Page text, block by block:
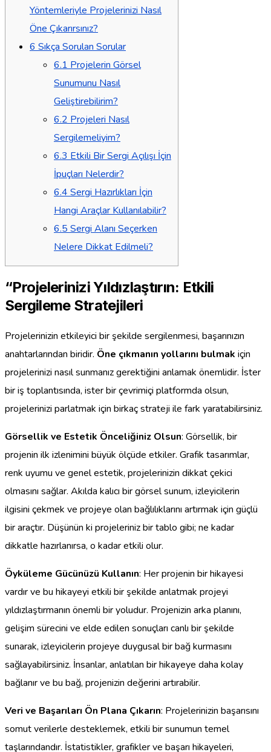
Yöntemleriyle Projelerinizi Nasıl
Öne Çıkarırsınız?
6 Sıkça Sorulan Sorular
6.1 Projelerin Görsel
Sunumunu Nasıl
Geliştirebilirim?
6.2 Projeleri Nasıl
Sergilemeliyim?
6.3 Etkili Bir Sergi Açılışı İçin
İpuçları Nelerdir?
6.4 Sergi Hazırlıkları İçin
Hangi Araçlar Kullanılabilir?
6.5 Sergi Alanı Seçerken
Nelere Dikkat Edilmeli?
“Projelerinizi Yıldızlaştırın: Etkili
Sergileme Stratejileri
Projelerinizin etkileyici bir şekilde sergilenmesi, başarınızın
anahtarlarından biridir. Öne çıkmanın yollarını bulmak için
projelerinizi nasıl sunmanız gerektiğini anlamak önemlidir. İster
bir iş toplantısında, ister bir çevrimiçi platformda olsun,
projelerinizi parlatmak için birkaç strateji ile fark yaratabilirsiniz.
Görsellik ve Estetik Önceliğiniz Olsun: Görsellik, bir
projenin ilk izlenimini büyük ölçüde etkiler. Grafik tasarımlar,
renk uyumu ve genel estetik, projelerinizin dikkat çekici
olmasını sağlar. Akılda kalıcı bir görsel sunum, izleyicilerin
ilgisini çekmek ve projeye olan bağlılıklarını artırmak için güçlü
bir araçtır. Düşünün ki projeleriniz bir tablo gibi; ne kadar
dikkatle hazırlanırsa, o kadar etkili olur.
Öyküleme Gücünüzü Kullanın: Her projenin bir hikayesi
vardır ve bu hikayeyi etkili bir şekilde anlatmak projeyi
yıldızlaştırmanın önemli bir yoludur. Projenizin arka planını,
gelişim sürecini ve elde edilen sonuçları canlı bir şekilde
sunarak, izleyicilerin projeye duygusal bir bağ kurmasını
sağlayabilirsiniz. İnsanlar, anlatılan bir hikayeye daha kolay
bağlanır ve bu bağ, projenizin değerini artırabilir.
Veri ve Başarıları Ön Plana Çıkarın: Projelerinizin başarısını
somut verilerle desteklemek, etkili bir sunumun temel
taşlarındandır. İstatistikler, grafikler ve başarı hikayeleri,